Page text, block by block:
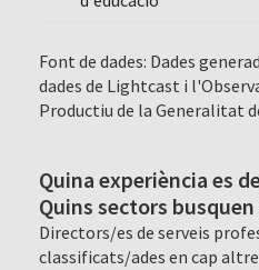
Font de dades: Dades
dades de Lightcast i
Productiu de la Generalitat
Quina experiència es
Quins sectors
Directors/es de serveis
classificats/ades en cap